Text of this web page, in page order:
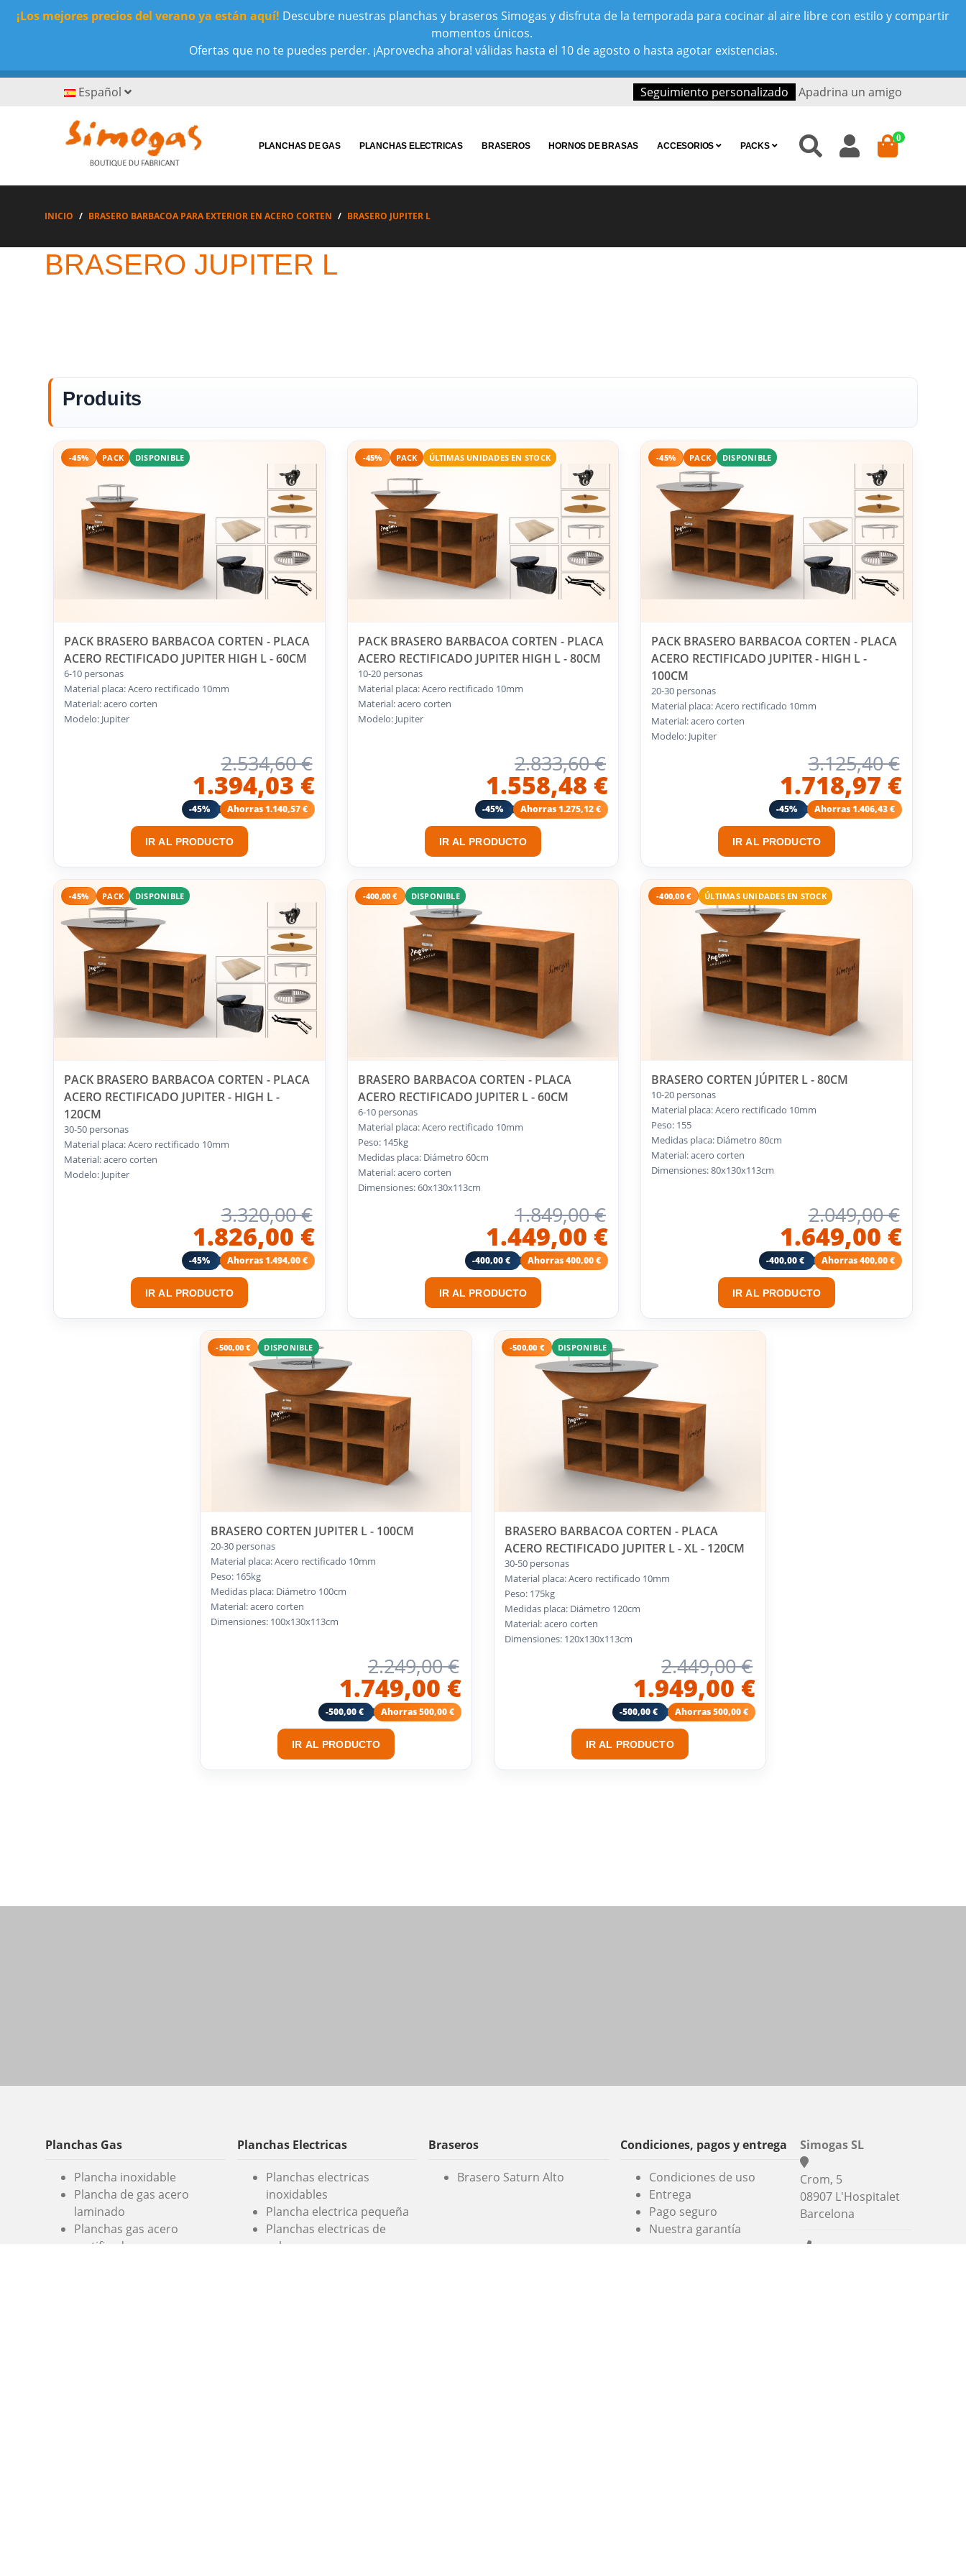
¡Los mejores precios del verano ya están aquí! Descubre nuestras planchas y braseros Simogas y disfruta de la temporada para cocinar al aire libre con estilo y compartir
momentos únicos.
Ofertas que no te puedes perder. ¡Aprovecha ahora! válidas hasta el 10 de agosto o hasta agotar existencias.
Español Seguimiento personalizado Apadrina un amigo
PLANCHAS DE GAS PLANCHAS ELECTRICAS BRASEROS HORNOS DE BRASAS ACCESORIOS PACKS
0
INICIO BRASERO BARBACOA PARA EXTERIOR EN ACERO CORTEN BRASERO JUPITER L
BRASERO JUPITER L
Produits
-45% PACK DISPONIBLE
PACK BRASERO BARBACOA CORTEN - PLACA
ACERO RECTIFICADO JUPITER HIGH L - 60CM
6-10 personas
Material placa: Acero rectificado 10mm
Material: acero corten
Modelo: Jupiter
2.534,60 €
1.394,03 €
-45% Ahorras 1.140,57 €
IR AL PRODUCTO
-45% PACK ÚLTIMAS UNIDADES EN STOCK
PACK BRASERO BARBACOA CORTEN - PLACA
ACERO RECTIFICADO JUPITER HIGH L - 80CM
10-20 personas
Material placa: Acero rectificado 10mm
Material: acero corten
Modelo: Jupiter
2.833,60 €
1.558,48 €
-45% Ahorras 1.275,12 €
IR AL PRODUCTO
-45% PACK DISPONIBLE
PACK BRASERO BARBACOA CORTEN - PLACA
ACERO RECTIFICADO JUPITER - HIGH L -
100CM
20-30 personas
Material placa: Acero rectificado 10mm
Material: acero corten
Modelo: Jupiter
3.125,40 €
1.718,97 €
-45% Ahorras 1.406,43 €
IR AL PRODUCTO
-45% PACK DISPONIBLE
PACK BRASERO BARBACOA CORTEN - PLACA
ACERO RECTIFICADO JUPITER - HIGH L -
120CM
30-50 personas
Material placa: Acero rectificado 10mm
Material: acero corten
Modelo: Jupiter
3.320,00 €
1.826,00 €
-45% Ahorras 1.494,00 €
IR AL PRODUCTO
-400,00 € DISPONIBLE
BRASERO BARBACOA CORTEN - PLACA
ACERO RECTIFICADO JUPITER L - 60CM
6-10 personas
Material placa: Acero rectificado 10mm
Peso: 145kg
Medidas placa: Diámetro 60cm
Material: acero corten
Dimensiones: 60x130x113cm
1.849,00 €
1.449,00 €
-400,00 € Ahorras 400,00 €
IR AL PRODUCTO
-400,00 € ÚLTIMAS UNIDADES EN STOCK
BRASERO CORTEN JÚPITER L - 80CM
10-20 personas
Material placa: Acero rectificado 10mm
Peso: 155
Medidas placa: Diámetro 80cm
Material: acero corten
Dimensiones: 80x130x113cm
2.049,00 €
1.649,00 €
-400,00 € Ahorras 400,00 €
IR AL PRODUCTO
-500,00 € DISPONIBLE
BRASERO CORTEN JUPITER L - 100CM
20-30 personas
Material placa: Acero rectificado 10mm
Peso: 165kg
Medidas placa: Diámetro 100cm
Material: acero corten
Dimensiones: 100x130x113cm
2.249,00 €
1.749,00 €
-500,00 € Ahorras 500,00 €
IR AL PRODUCTO
-500,00 € DISPONIBLE
BRASERO BARBACOA CORTEN - PLACA
ACERO RECTIFICADO JUPITER L - XL - 120CM
30-50 personas
Material placa: Acero rectificado 10mm
Peso: 175kg
Medidas placa: Diámetro 120cm
Material: acero corten
Dimensiones: 120x130x113cm
2.449,00 €
1.949,00 €
-500,00 € Ahorras 500,00 €
IR AL PRODUCTO
Planchas Gas
Plancha inoxidable
Plancha de gas acero
laminado
Planchas gas acero
rectificado
Planchas Electricas
Planchas electricas
inoxidables
Plancha electrica pequeña
Planchas electricas de
colores
Braseros
Brasero Saturn Alto
Condiciones, pagos y entrega
Condiciones de uso
Entrega
Pago seguro
Nuestra garantía
Simogas SL
Crom, 5
08907 L'Hospitalet
Barcelona